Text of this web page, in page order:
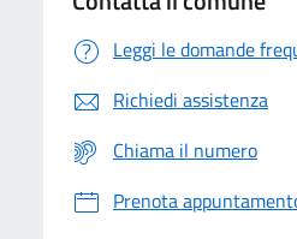
Leggi le domande
Richiedi assistenza
Chiama il numero
Prenota